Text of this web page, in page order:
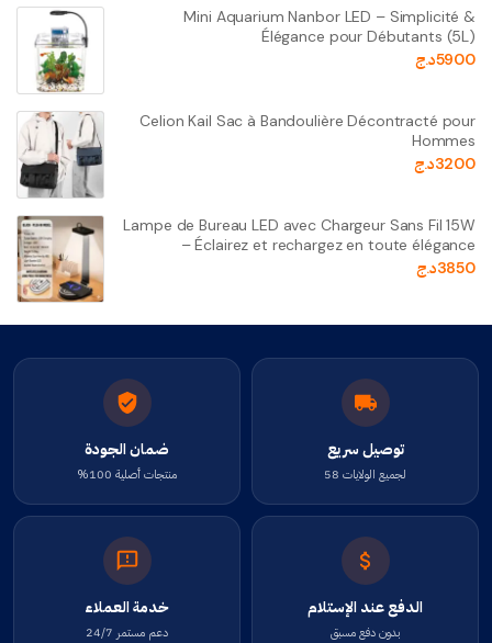
Mini Aquarium Nanbor LED – Simplicité &
Élégance pour Débutants (5L)
5900د.ج
Celion Kail Sac à Bandoulière Décontracté pour
Hommes
3200د.ج
Lampe de Bureau LED avec Chargeur Sans Fil 15W
– Éclairez et rechargez en toute élégance
3850د.ج
توصيل سريع
لجميع الولايات 58
ضمان الجودة
منتجات أصلية 100%
الدفع عند الإستلام
بدون دفع مسبق
خدمة العملاء
دعم مستمر 24/7